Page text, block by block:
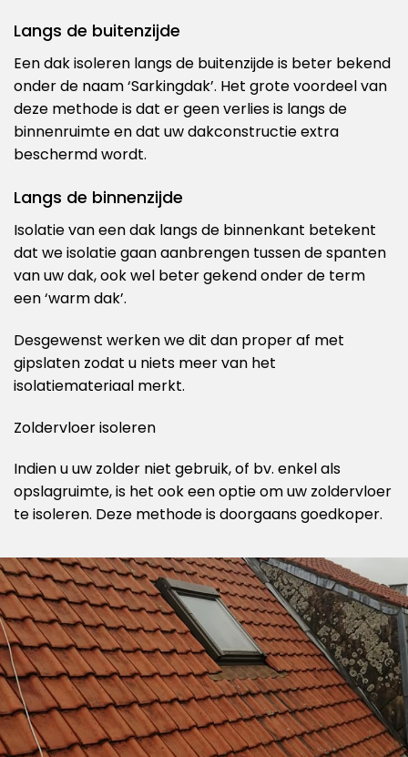
Langs de buitenzijde
Een dak isoleren langs de buitenzijde is beter bekend
onder de naam ‘Sarkingdak’. Het grote voordeel van
deze methode is dat er geen verlies is langs de
binnenruimte en dat uw dakconstructie extra
beschermd wordt.
Langs de binnenzijde
Isolatie van een dak langs de binnenkant betekent
dat we isolatie gaan aanbrengen tussen de spanten
van uw dak, ook wel beter gekend onder de term
een ‘warm dak’.
Desgewenst werken we dit dan proper af met
gipslaten zodat u niets meer van het
isolatiemateriaal merkt.
Zoldervloer isoleren
Indien u uw zolder niet gebruik, of bv. enkel als
opslagruimte, is het ook een optie om uw zoldervloer
te isoleren. Deze methode is doorgaans goedkoper.